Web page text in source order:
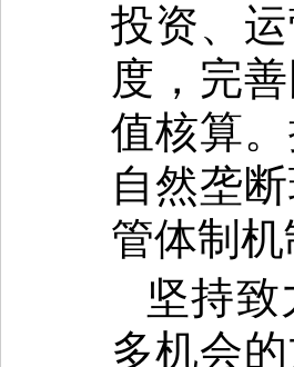
投资、
度，完
值核算
自然垄
管体制机
坚持
多机会